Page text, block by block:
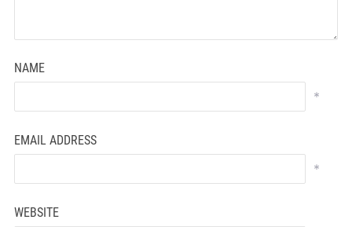
NAME
*
EMAIL ADDRESS
*
WEBSITE